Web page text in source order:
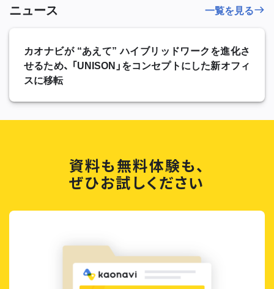
ニュース
カオナビが “あえて” ハイブリッドワークを進化さ
せるため、 「UNISON」をコンセプトにした新オフィ
スに移転
一覧を見る
資料も無料体験も、
ぜひお試しください